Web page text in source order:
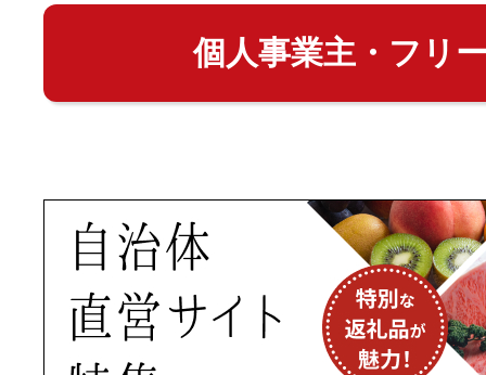
個人事業主・フリ